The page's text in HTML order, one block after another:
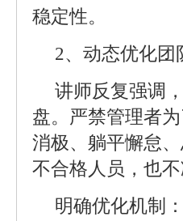
稳定性。
2、动态优化团
讲师反复强调
盘。严禁管理者
消极、躺平懈怠
不合格人员，也不
明确优化机制